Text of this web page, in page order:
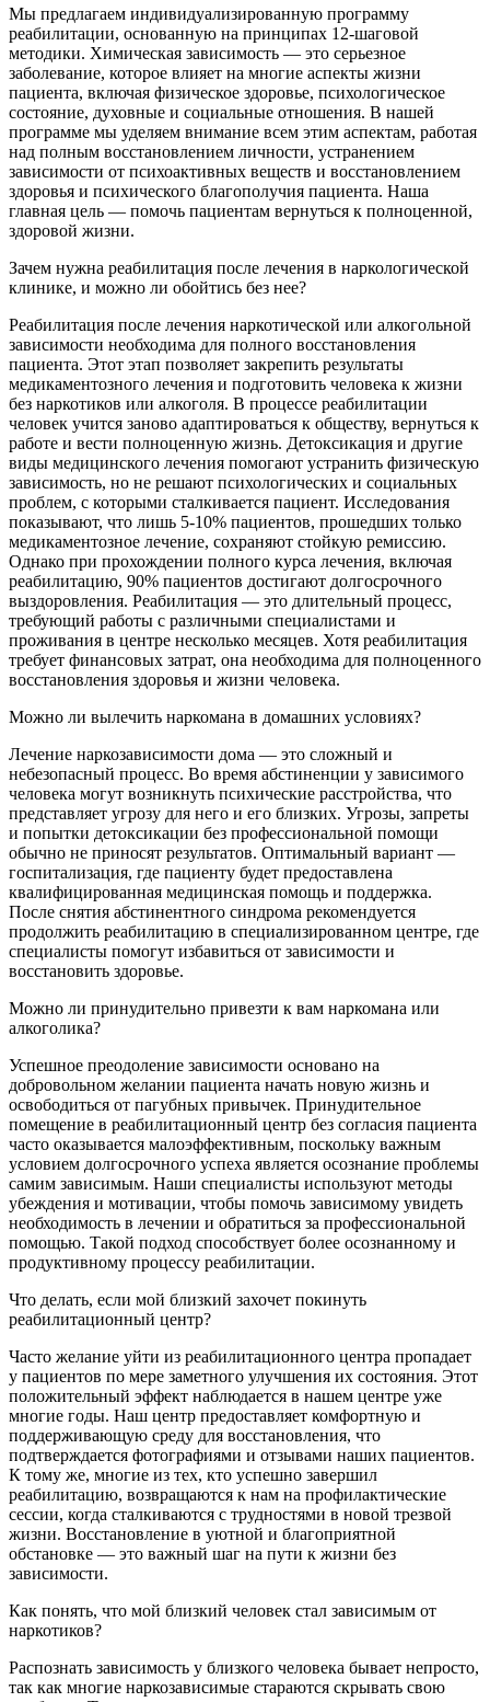
Мы предлагаем индивидуализированную программу
реабилитации, основанную на принципах 12-шаговой
методики. Химическая зависимость — это серьезное
заболевание, которое влияет на многие аспекты жизни
пациента, включая физическое здоровье, психологическое
состояние, духовные и социальные отношения. В нашей
программе мы уделяем внимание всем этим аспектам, работая
над полным восстановлением личности, устранением
зависимости от психоактивных веществ и восстановлением
здоровья и психического благополучия пациента. Наша
главная цель — помочь пациентам вернуться к полноценной,
здоровой жизни.
Зачем нужна реабилитация после лечения в наркологической
клинике, и можно ли обойтись без нее?
Реабилитация после лечения наркотической или алкогольной
зависимости необходима для полного восстановления
пациента. Этот этап позволяет закрепить результаты
медикаментозного лечения и подготовить человека к жизни
без наркотиков или алкоголя. В процессе реабилитации
человек учится заново адаптироваться к обществу, вернуться к
работе и вести полноценную жизнь. Детоксикация и другие
виды медицинского лечения помогают устранить физическую
зависимость, но не решают психологических и социальных
проблем, с которыми сталкивается пациент. Исследования
показывают, что лишь 5-10% пациентов, прошедших только
медикаментозное лечение, сохраняют стойкую ремиссию.
Однако при прохождении полного курса лечения, включая
реабилитацию, 90% пациентов достигают долгосрочного
выздоровления. Реабилитация — это длительный процесс,
требующий работы с различными специалистами и
проживания в центре несколько месяцев. Хотя реабилитация
требует финансовых затрат, она необходима для полноценного
восстановления здоровья и жизни человека.
Можно ли вылечить наркомана в домашних условиях?
Лечение наркозависимости дома — это сложный и
небезопасный процесс. Во время абстиненции у зависимого
человека могут возникнуть психические расстройства, что
представляет угрозу для него и его близких. Угрозы, запреты
и попытки детоксикации без профессиональной помощи
обычно не приносят результатов. Оптимальный вариант —
госпитализация, где пациенту будет предоставлена
квалифицированная медицинская помощь и поддержка.
После снятия абстинентного синдрома рекомендуется
продолжить реабилитацию в специализированном центре, где
специалисты помогут избавиться от зависимости и
восстановить здоровье.
Можно ли принудительно привезти к вам наркомана или
алкоголика?
Успешное преодоление зависимости основано на
добровольном желании пациента начать новую жизнь и
освободиться от пагубных привычек. Принудительное
помещение в реабилитационный центр без согласия пациента
часто оказывается малоэффективным, поскольку важным
условием долгосрочного успеха является осознание проблемы
самим зависимым. Наши специалисты используют методы
убеждения и мотивации, чтобы помочь зависимому увидеть
необходимость в лечении и обратиться за профессиональной
помощью. Такой подход способствует более осознанному и
продуктивному процессу реабилитации.
Что делать, если мой близкий захочет покинуть
реабилитационный центр?
Часто желание уйти из реабилитационного центра пропадает
у пациентов по мере заметного улучшения их состояния. Этот
положительный эффект наблюдается в нашем центре уже
многие годы. Наш центр предоставляет комфортную и
поддерживающую среду для восстановления, что
подтверждается фотографиями и отзывами наших пациентов.
К тому же, многие из тех, кто успешно завершил
реабилитацию, возвращаются к нам на профилактические
сессии, когда сталкиваются с трудностями в новой трезвой
жизни. Восстановление в уютной и благоприятной
обстановке — это важный шаг на пути к жизни без
зависимости.
Как понять, что мой близкий человек стал зависимым от
наркотиков?
Распознать зависимость у близкого человека бывает непросто,
так как многие наркозависимые стараются скрывать свою